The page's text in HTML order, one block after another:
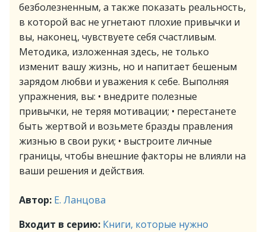
безболезненным, а также показать реальность,
в которой вас не угнетают плохие привычки и
вы, наконец, чувствуете себя счастливым.
Методика, изложенная здесь, не только
изменит вашу жизнь, но и напитает бешеным
зарядом любви и уважения к себе. Выполняя
упражнения, вы: • внедрите полезные
привычки, не теряя мотивации; • перестанете
быть жертвой и возьмете бразды правления
жизнью в свои руки; • выстроите личные
границы, чтобы внешние факторы не влияли на
ваши решения и действия.
Автор: Е. Ланцова
Входит в серию: Книги, которые нужно